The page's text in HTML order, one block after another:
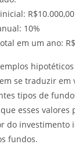
R$10.000,00
10%
em um ano:
se traduzir em
tipos de
esses valores
do investimento
fundos.